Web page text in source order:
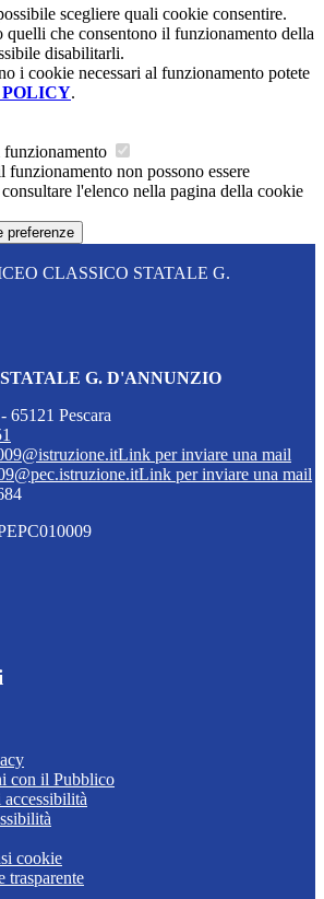
scegliere quali cookie consentire.
quelli che consentono il funzionamento della
disabilitarli.
i cookie necessari al funzionamento potete
.
funzionamento
funzionamento non possono essere
l'elenco nella pagina della cookie
preferenze
CLASSICO STATALE G.
G. D'ANNUNZIO
65121 Pescara
Link per inviare una mail
Link per inviare una mail
con il Pubblico
cookie
trasparente